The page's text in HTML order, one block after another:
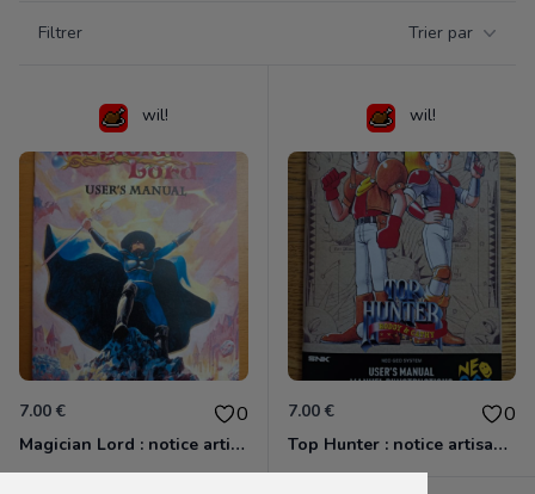
Filtrer Trier par
wil!
7.00 € 0
Magician Lord : notice artisanale
wil!
7.00 € 0
Top Hunter : notice artisanale